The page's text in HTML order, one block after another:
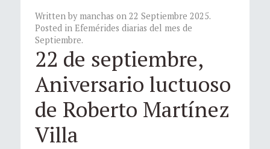
Written by manchas on 22 Septiembre 2025.
Posted in Efemérides diarias del mes de
Septiembre.
22 de septiembre,
Aniversario luctuoso
de Roberto Martínez
Villa